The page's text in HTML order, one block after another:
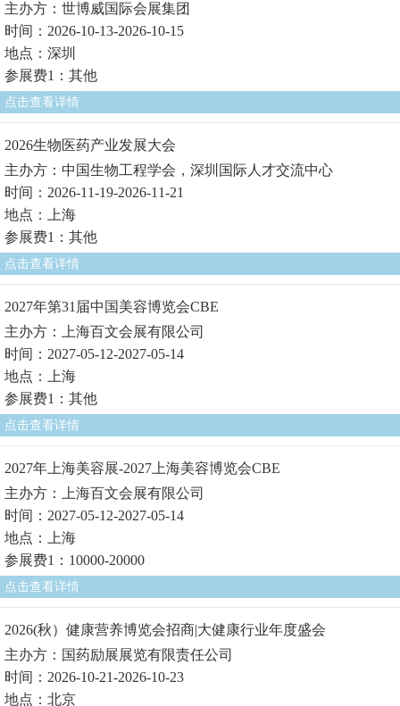
主办方：世博威国际会展集团
时间：2026-10-13-2026-10-15
地点：深圳
参展费1：其他
点击查看详情
2026生物医药产业发展大会
主办方：中国生物工程学会，深圳国际人才交流中心
时间：2026-11-19-2026-11-21
地点：上海
参展费1：其他
点击查看详情
2027年第31届中国美容博览会CBE
主办方：上海百文会展有限公司
时间：2027-05-12-2027-05-14
地点：上海
参展费1：其他
点击查看详情
2027年上海美容展-2027上海美容博览会CBE
主办方：上海百文会展有限公司
时间：2027-05-12-2027-05-14
地点：上海
参展费1：10000-20000
点击查看详情
2026(秋）健康营养博览会招商|大健康行业年度盛会
主办方：国药励展展览有限责任公司
时间：2026-10-21-2026-10-23
地点：北京